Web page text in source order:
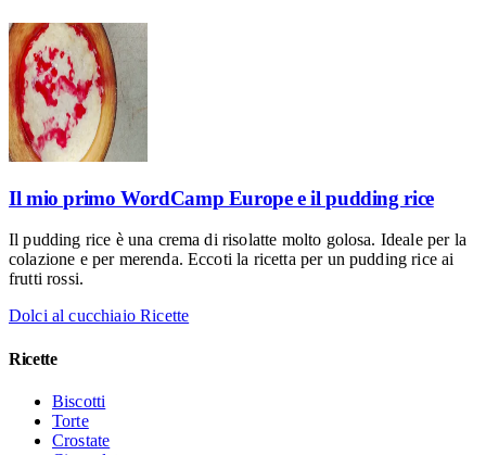
Il mio primo WordCamp Europe e il pudding rice
Il pudding rice è una crema di risolatte molto golosa. Ideale per la
colazione e per merenda. Eccoti la ricetta per un pudding rice ai
frutti rossi.
Dolci al cucchiaioRicette
Ricette
Biscotti
Torte
Crostate